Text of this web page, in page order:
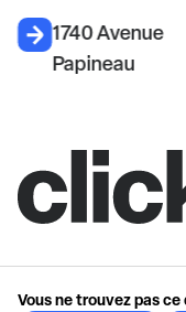
1740 Avenue
Papineau
Vous ne trouvez pas